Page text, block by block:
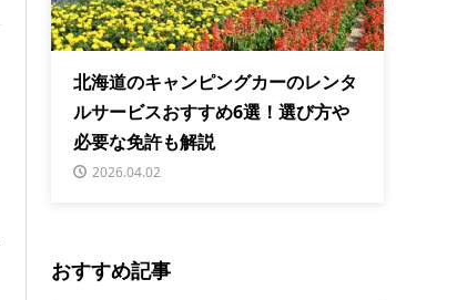
北海道のキャンピングカーのレンタ
ルサービスおすすめ6選！選び方や
必要な免許も解説
2026.04.02
おすすめ記事